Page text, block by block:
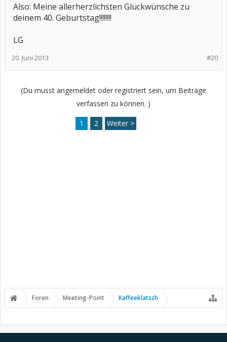
Also: Meine allerherzlichsten Glückwünsche zu
deinem 40. Geburtstag!!!!!!!!
LG
#20
20. Juni 2013
(Du musst angemeldet oder registriert sein, um Beiträge
verfassen zu können. )
1 2 Weiter >
Foren Meeting-Point Kaffeeklatsch